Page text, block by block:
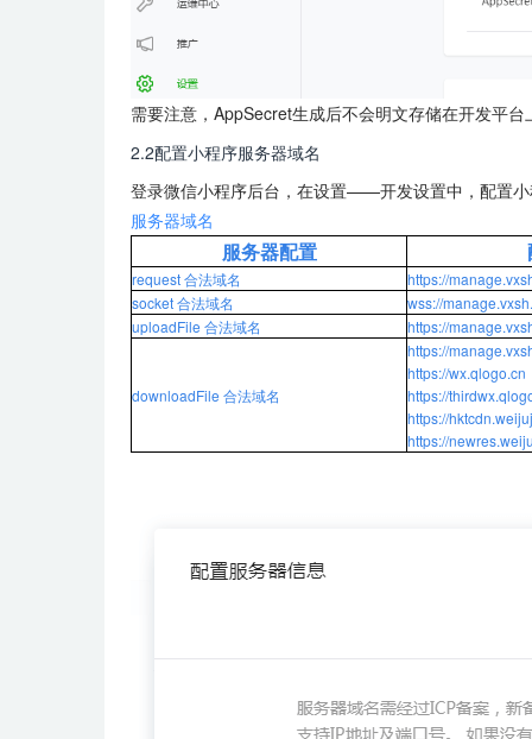
需要注意，AppSecret生成后不会明文存储在开发平
2.2配置小程序服务器域名
登录微信小程序后台，在设置——开发设置中，配置
服务器域名
服务器配置
request 合法域名
https://
socket 合法域名
wss://
uploadFile 合法域名
https://
downloadFile 合法域名
https://
https://wx.qlogo.cn
https://
https://
https://